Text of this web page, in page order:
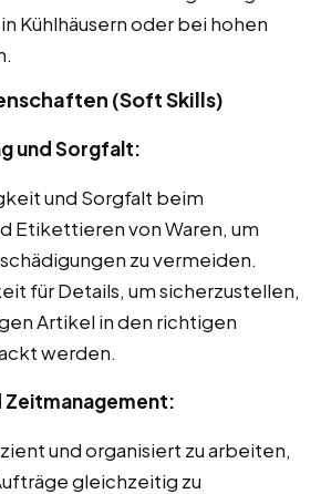
Kühlhäusern oder bei hohen
(Soft Skills)
und Sorgfalt:
und Sorgfalt beim
Etikettieren von Waren, um
zu vermeiden.
für Details, um sicherzustellen,
Artikel in den richtigen
werden.
Zeitmanagement:
und organisiert zu arbeiten,
gleichzeitig zu